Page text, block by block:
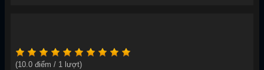
(10.0 điểm / 1 lượt)